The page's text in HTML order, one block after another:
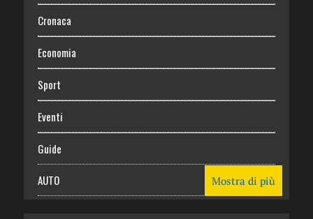
Cronaca
Economia
Sport
Eventi
Guide
AUTO Mostra di più